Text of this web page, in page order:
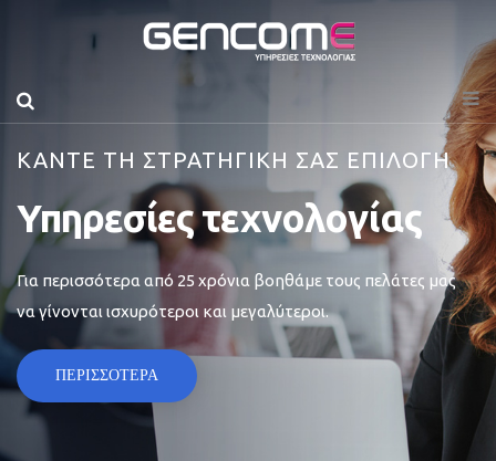
ΚΑΝΤΕ ΤΗ ΣΤΡΑΤΗΓΙΚΗ ΣΑΣ ΕΠΙΛΟΓΗ
Υπηρεσίες τεχνολογίας
Για περισσότερα από 25 χρόνια βοηθάμε τους πελάτες μας
να γίνονται ισχυρότεροι και μεγαλύτεροι.
ΠΕΡΙΣΣΟΤΕΡΑ